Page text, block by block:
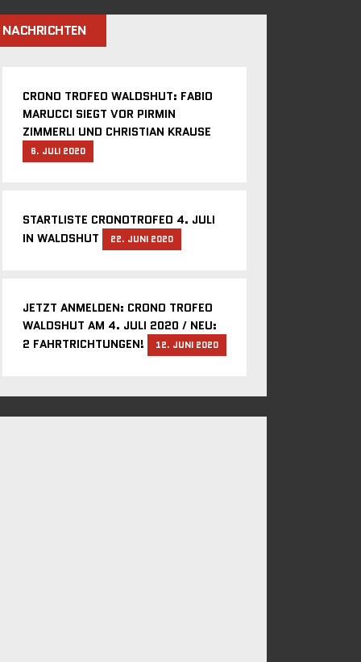
NACHRICHTEN
CRONO TROFEO WALDSHUT: FABIO
MARUCCI SIEGT VOR PIRMIN
ZIMMERLI UND CHRISTIAN KRAUSE
6. JULI 2020
STARTLISTE CRONOTROFEO 4. JULI
IN WALDSHUT
22. JUNI 2020
JETZT ANMELDEN: CRONO TROFEO
WALDSHUT AM 4. JULI 2020 / NEU:
2 FAHRTRICHTUNGEN!
12. JUNI 2020